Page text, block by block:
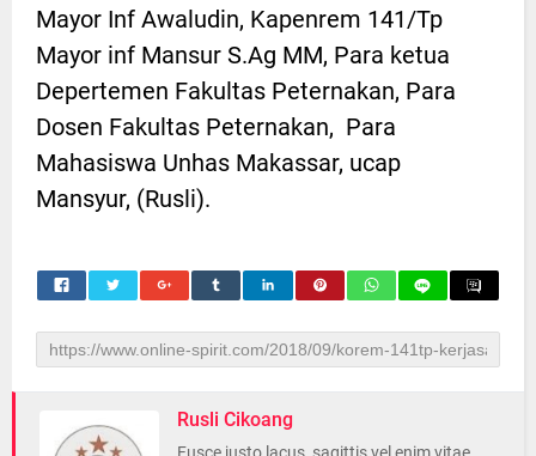
Mayor Inf Awaludin, Kapenrem 141/Tp
Mayor inf Mansur S.Ag MM, Para ketua
Depertemen Fakultas Peternakan, Para
Dosen Fakultas Peternakan, Para
Mahasiswa Unhas Makassar, ucap
Mansyur, (Rusli).
Rusli Cikoang